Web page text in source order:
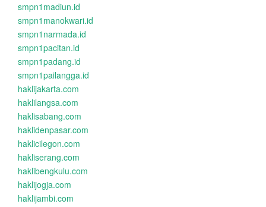
smpn1madiun.id
smpn1manokwari.id
smpn1narmada.id
smpn1pacitan.id
smpn1padang.id
smpn1pailangga.id
haklijakarta.com
haklilangsa.com
haklisabang.com
haklidenpasar.com
haklicilegon.com
hakliserang.com
haklibengkulu.com
haklijogja.com
haklijambi.com